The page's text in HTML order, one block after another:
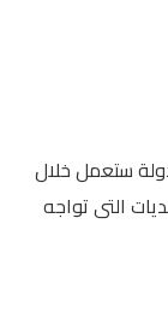
ستعمل خلال
التى تواجه